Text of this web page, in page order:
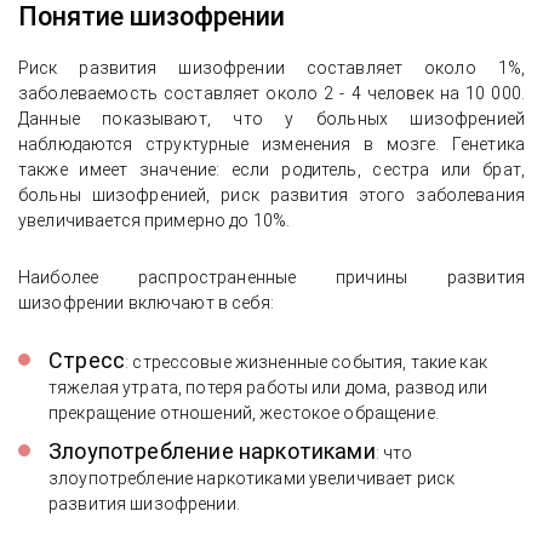
Понятие шизофрении
Риск развития шизофрении составляет около 1%,
заболеваемость составляет около 2 - 4 человек на 10 000.
Данные показывают, что у больных шизофренией
наблюдаются структурные изменения в мозге. Генетика
также имеет значение: если родитель, сестра или брат,
больны шизофренией, риск развития этого заболевания
увеличивается примерно до 10%.
Наиболее распространенные причины развития
шизофрении включают в себя:
Стресс: стрессовые жизненные события, такие как
тяжелая утрата, потеря работы или дома, развод или
прекращение отношений, жестокое обращение.
Злоупотребление наркотиками: что
злоупотребление наркотиками увеличивает риск
развития шизофрении.